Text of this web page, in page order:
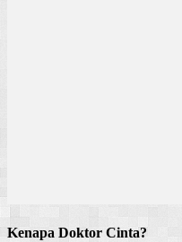
Kenapa Doktor Cinta?